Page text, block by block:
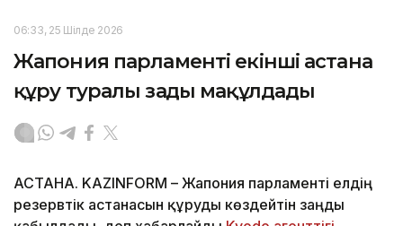
06:33, 25 Шілде 2026
Жапония парламенті екінші астана
құру туралы заңды мақұлдады
АСТАНА. KAZINFORM – Жапония парламенті елдің
резервтік астанасын құруды көздейтін заңды